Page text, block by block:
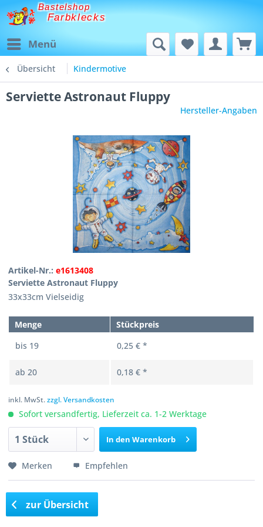
Bastelshop
Farbklecks
Menü
Übersicht Kindermotive
Serviette Astronaut Fluppy
Hersteller-Angaben
Artikel-Nr.:e1613408
Serviette Astronaut Fluppy
33x33cm Vielseidig
Menge
Stückpreis
bis 19 0,25 € *
ab20 0,18 € *
inkl. MwSt.zzgl. Versandkosten
Sofort versandfertig, Lieferzeit ca. 1-2 Werktage
In den Warenkorb
Merken Empfehlen
zur Übersicht